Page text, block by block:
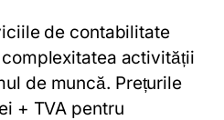
de contabilitate
activității
de muncă. Prețurile
+ TVA pentru